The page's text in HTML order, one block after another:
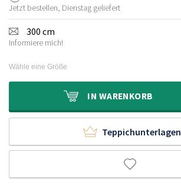
Jetzt bestellen, Dienstag geliefert
300 cm
Informiere mich!
Wähle eine Größe
IN WARENKORB
Teppichunterlagen